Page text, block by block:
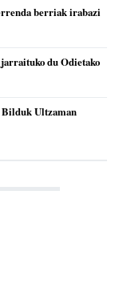
berriak irabazi
du Odietako
Ultzaman